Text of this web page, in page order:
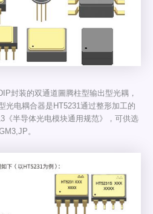
封装的双通道圖腾柱型输出型光耦，
光电耦合器是HT5231通过整形加工的
《半导体光电模块通用规范》，可供选
。